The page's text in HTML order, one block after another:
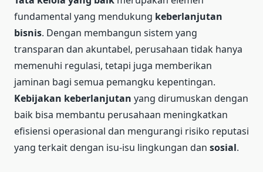
fundamental yang mendukung keberlanjutan
bisnis. Dengan membangun sistem yang
transparan dan akuntabel, perusahaan tidak hanya
memenuhi regulasi, tetapi juga memberikan
jaminan bagi semua pemangku kepentingan.
Kebijakan keberlanjutan yang dirumuskan dengan
baik bisa membantu perusahaan meningkatkan
efisiensi operasional dan mengurangi risiko reputasi
yang terkait dengan isu-isu lingkungan dan sosial.